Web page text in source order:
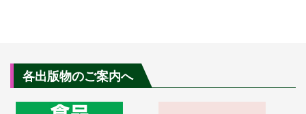
各出版物のご案内へ